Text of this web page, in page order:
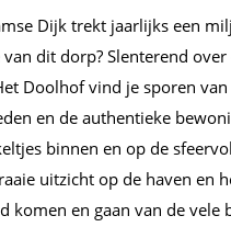
Dijk trekt jaarlijks een
van dit dorp? Slenterend
Doolhof vind je sporen
en de authentieke
binnen en op de
uitzicht op de haven en
komen en gaan van de vele